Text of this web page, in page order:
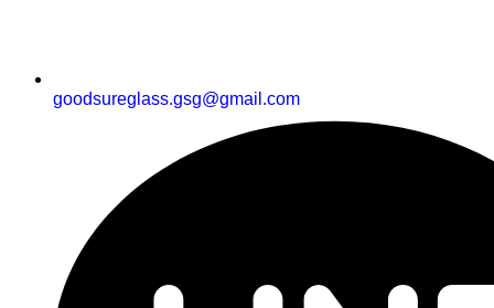
goodsureglass.gsg@gmail.com